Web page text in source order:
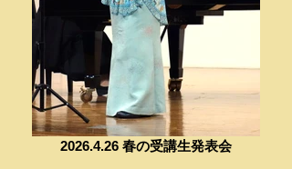
2026.4.26 春の受講生発表会